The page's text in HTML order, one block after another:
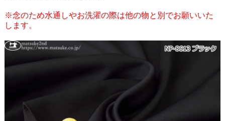
※念のため水通しやお洗濯の際は他の物と別でお願いいた
します。